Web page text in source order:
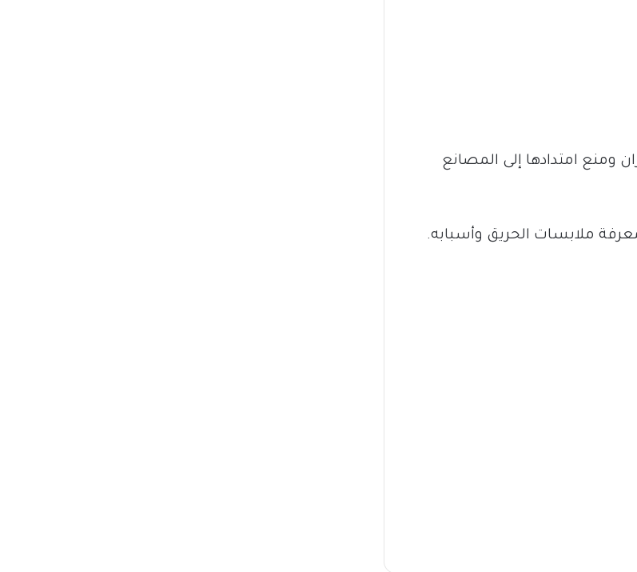
ومنع امتدادها إلى المصانع
ملابسات الحريق وأسبابه.